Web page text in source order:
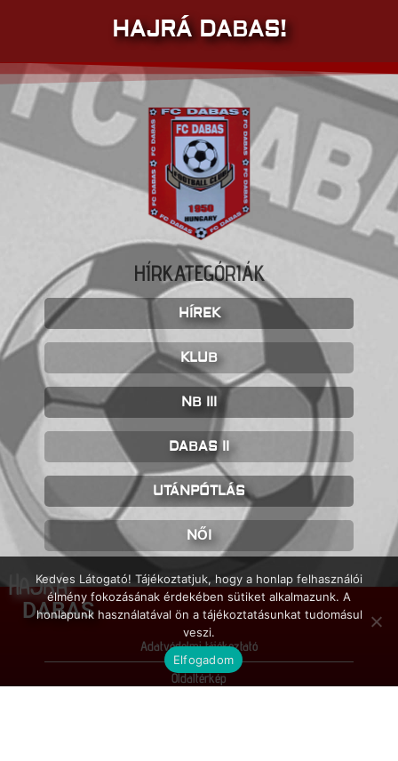
HAJRÁ DABAS!
HÍRKATEGÓRIÁK
HÍREK
KLUB
NB III
DABAS II
UTÁNPÓTLÁS
NŐI
HAJRÁ
DABAS
Adatvédelmi tájékoztató
Oldaltérkép
Kedves Látogató! Tájékoztatjuk, hogy a honlap felhasználói
élmény fokozásának érdekében sütiket alkalmazunk. A
honlapunk használatával ön a tájékoztatásunkat tudomásul
veszi.
Elfogadom